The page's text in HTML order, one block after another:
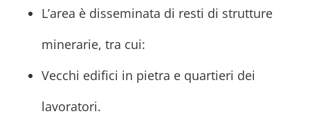
L’area è disseminata di resti di strutture
minerarie, tra cui:
Vecchi edifici in pietra e quartieri dei
lavoratori.